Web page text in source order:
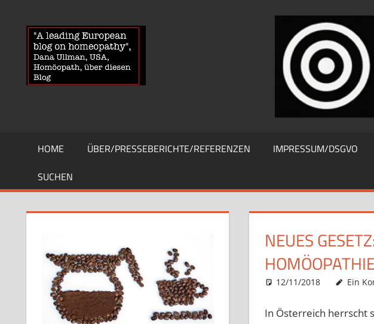
springen
News
über
Homöopathie
und
Globuli-
HOME ÜBER/PRESSEBERICHTE/REFERENZEN IMPRESSUM/DSGVO
SUCHEN
NEUES
12/11/2018 Ein
In Österreich herrscht